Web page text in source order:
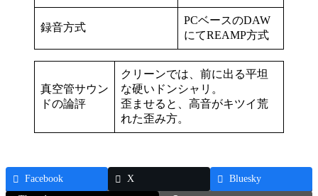
録音方式
PCベースのDAW
にてREAMP方式
真空管サウン
ドの論評
クリーンでは、前に出る平坦
な硬いドンシャリ。
歪ませると、高音がキツイ荒
れた歪み方。
Facebook X
Bluesky